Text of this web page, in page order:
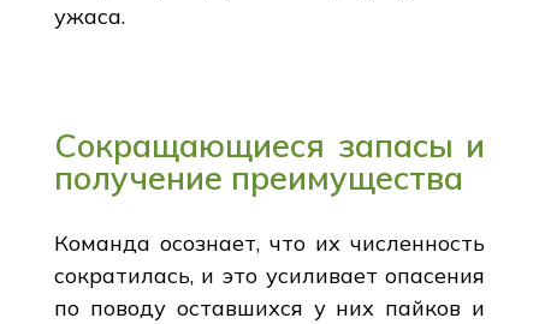
ужаса.
Сокращающиеся запасы и
получение преимущества
Команда осознает, что их численность
сократилась, и это усиливает опасения
по поводу оставшихся у них пайков и